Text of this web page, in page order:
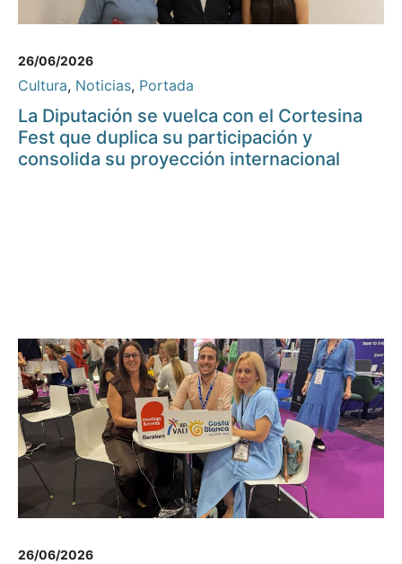
26/06/2026
Cultura, Noticias, Portada
La Diputación se vuelca con el Cortesina
Fest que duplica su participación y
consolida su proyección internacional
26/06/2026